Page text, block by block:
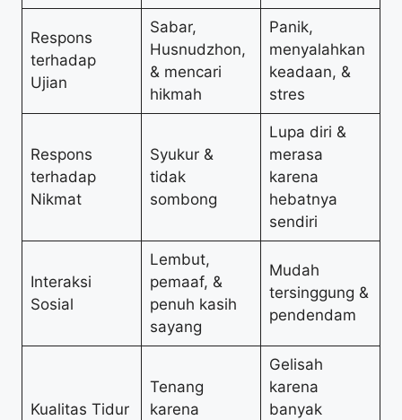
Respons
terhadap
Ujian
Sabar,
Husnudzhon,
& mencari
hikmah
Panik,
menyalahkan
keadaan, &
stres
Respons
terhadap
Nikmat
Syukur &
tidak
sombong
Lupa diri &
merasa
karena
hebatnya
sendiri
Interaksi
Sosial
Lembut,
pemaaf, &
penuh kasih
sayang
Mudah
tersinggung &
pendendam
Kualitas Tidur
Tenang
karena
Gelisah
karena
banyak